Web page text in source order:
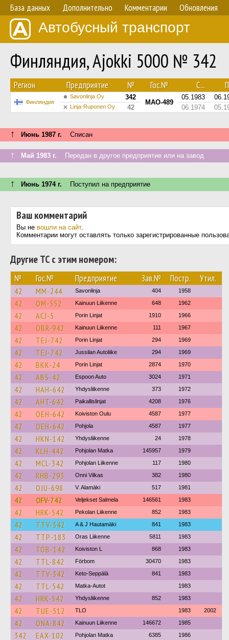
База данных Дополнительно Комментарии Обновления
Автобусный транспорт
Финляндия, Ajokki 5000 № 342
Регион Предприятие № Гос.№ С...
Финляндия
Savonlinja Oy 342
MAO-489
05.1983
Linja-Ruponen Oy 42 06.1974
↑ Июнь 1987 г. Списан
↑ Май 1983 г. Передан в другое предприятие или на завод
↑ Июнь 1974 г. Поступил на предприятие
Ваш комментарий
Вы не вошли на сайт.
Комментарии могут оставлять только зарегистрированные
Другие ТС с этим номером:
№ Гос.№ Предприятие Зав.№ Постр. Утил.
42 MM-244 Savonlinja 404 1958
42 OM-552 Kainuun Liikenne 648 1962
42 ACJ-5 Porin Linjat 1910 1966
42 OBR-942 Kainuun Liikenne 111 1967
42 TEJ-742 Porin Linjat 294 1969
42 TEJ-742 Jussilan Autoliike 294 1969
42 BKK-24 Porin Linjat 2874 1970
42 ABS-42 Espoon Auto 3024 1971
42 HAH-642 Yhdysliikenne 373 1972
42 AHT-642 Paikallislinjat 4208 1976
42 OEH-642 Koiviston Oulu 4587 1977
42 OEH-642 Pohjola 4587 1977
42 HKN-142 Yhdysliikenne 24 1978
42 KLH-442 Pohjolan Matka 145957 1979
42 MCL-342 Pohjolan Liikenne 117 1980
42 RHB-293 Onni Vilkas 382 1980
42 OJU-698 V. Alamäki 517 1981
42 OFV-742 Veljekset Salmela 146561 1983
42 HRK-542 Pekolan Liikenne 852 1983
42 TTV-342 A & J Hautamäki 841 1983
42 TTP-183 Oras Liikenne 5811 1983
42 TOB-142 Koiviston L 868 1983
42 TTL-842 Förbom 30470 1983
42 TTV-342 Keto-Seppälä 841 1983
42 TTL-542 Matka-Autot 1983
42 HRK-542 Yhdysliikenne 852 1983
42 TUE-512 TLO 1983 2002
42 ONA-842 Kainuun Liikenne 146672 1985
342 EAX-102 Pohjolan Matka 6385 1986